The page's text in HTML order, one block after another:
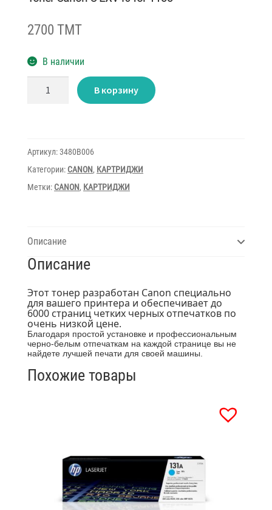
2700 TMT
В наличии
Количество
товара
1133
В корзину
Артикул:3480B006
Категории: CANON, КАРТРИДЖИ
Метки: CANON, КАРТРИДЖИ
Описание
Описание
Этот тонер разработан Canon специально
для вашего принтера и обеспечивает до
6000 страниц четких черных отпечатков по
очень низкой цене.
Благодаря простой установке и профессиональным
черно-белым отпечаткам на каждой странице вы не
найдете лучшей печати для своей машины.
Похожие товары